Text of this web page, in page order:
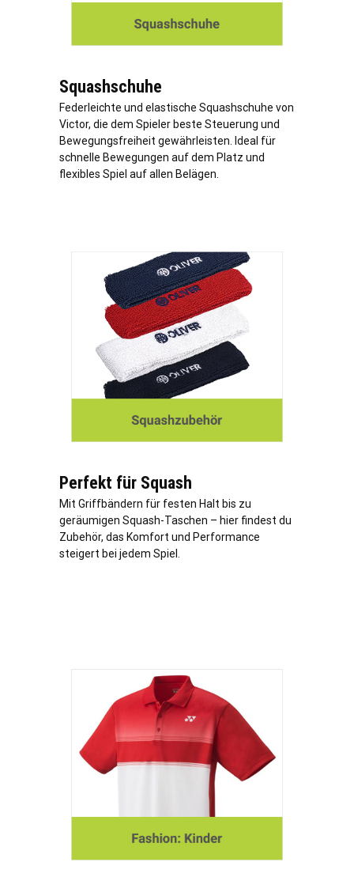
Squashschuhe
Federleichte und elastische Squashschuhe von
Victor, die dem Spieler beste Steuerung und
Bewegungsfreiheit gewährleisten. Ideal für
schnelle Bewegungen auf dem Platz und
flexibles Spiel auf allen Belägen.
Perfekt für Squash
Mit Griffbändern für festen Halt bis zu
geräumigen Squash-Taschen – hier findest du
Zubehör, das Komfort und Performance
steigert bei jedem Spiel.